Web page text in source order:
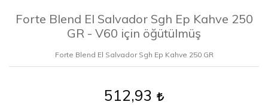
Forte Blend El Salvador Sgh Ep Kahve 250
GR - V60 için öğütülmüş
Forte Blend El Salvador Sgh Ep Kahve 250 GR
512,93